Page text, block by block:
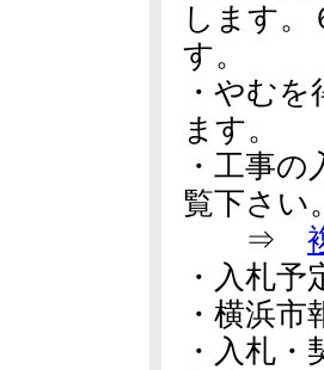
します。
す。
・やむ
ます。
・工事
覧下さい。
⇒
・入札
・横浜
・入札